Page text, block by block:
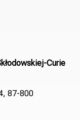
Curie
87-800